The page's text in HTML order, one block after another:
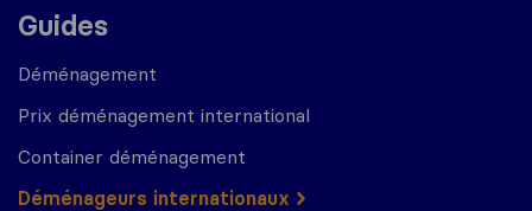
Guides
Déménagement
Prix déménagement international
Container déménagement
Déménageurs internationaux